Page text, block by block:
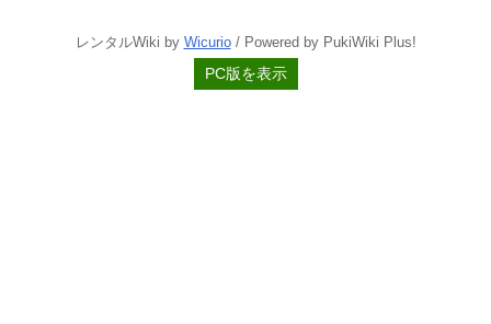
レンタルWiki by Wicurio/ Powered by PukiWiki Plus!
PC版を表示